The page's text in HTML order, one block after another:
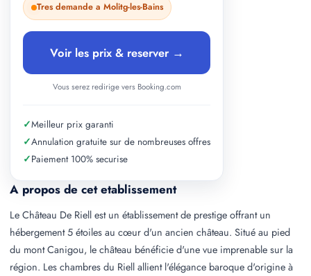
A propos de cet etablissement
Le Château De Riell est un établissement de prestige offrant un
hébergement 5 étoiles au cœur d'un ancien château. Situé au pied
du mont Canigou, le château bénéficie d'une vue imprenable sur la
région. Les chambres du Riell allient l'élégance baroque d'origine à
Tres demande a Molitg-les-Bains
Voir les prix & reserver →
Vous serez redirige vers Booking.com
✓Meilleur prix garanti
✓Annulation gratuite sur de nombreuses offres
✓Paiement 100% securise